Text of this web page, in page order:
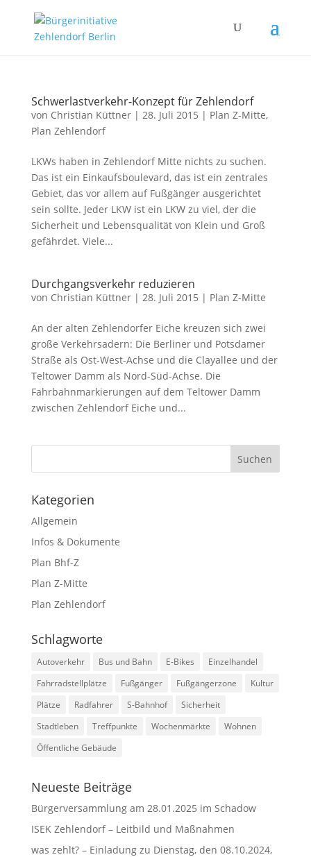
Schwerlastverkehr-Konzept für Zehlendorf
von Christian Küttner| 28. Juli 2015 | Plan Z-Mitte,
Plan Zehlendorf
LKWs haben in Zehlendorf Mitte nichts zu suchen.
Das ist ein Einkaufsboulevard, das ist ein zentrales
Gebiet, das vor allem auf Fußgänger ausgerichtet
sein sollte. Jeder LKW ist ein LKW zu viel, der die
Sicherheit und Lebensqualität von Klein und Groß
gefährdet. Viele...
Durchgangsverkehr reduzieren
von Christian Küttner| 28. Juli 2015 | Plan Z-Mitte
An der alten Zehlendorfer Eiche kreuzen sich zwei
große Verkehrsadern: Die Berliner und Potsdamer
Straße als Ost-West-Achse und die Clayallee und der
Teltower Damm als Nord-Süd-Achse. Die
Fahrbahnmarkierungen auf dem Teltower Damm
zwischen Zehlendorf Eiche und...
Kategorien
Allgemein
Infos & Dokumente
Plan Bhf-Z
Plan Z-Mitte
Plan Zehlendorf
Schlagworte
Autoverkehr Bus und Bahn E-Bikes
Einzelhandel
Fahrradstellplätze
Fußgänger Fußgängerzone
Kultur
Plätze
Radfahrer S-Bahnhof
Sicherheit
Stadtleben
Treffpunkte Wochenmärkte
Wohnen
Öffentliche Gebäude
Neueste Beiträge
Bürgerversammlung am 28.01.2025 im Schadow
ISEK Zehlendorf – Leitbild und Maßnahmen
was zehlt? – Einladung zu Dienstag, den 08.10.2024,